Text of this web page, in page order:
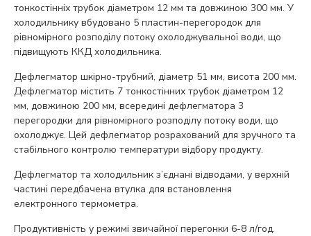
тонкостінніх трубок діаметром 12 мм та довжиною 300 мм. У
холодильнику вбудовано 5 пластин-перегородок для
рівномірного розподілу потоку охолоджувальної води, що
підвищують ККД холодильника.
Дефлегматор шкірно-трубний, діаметр 51 мм, висота 200 мм.
Дефлегматор містить 7 тонкостінних трубок діаметром 12
мм, довжиною 200 мм, всередині дефлегматора 3
перегородки для рівномірного розподілу потоку води, що
охолоджує. Цей дефлегматор розрахований для зручного та
стабільного контролю температури відбору продукту.
Дефлегматор та холодильник з’єднані відводами, у верхній
частині передбачена втулка для встановлення
електронного термометра.
Продуктивність у режимі звичайної перегонки 6-8 л/год.